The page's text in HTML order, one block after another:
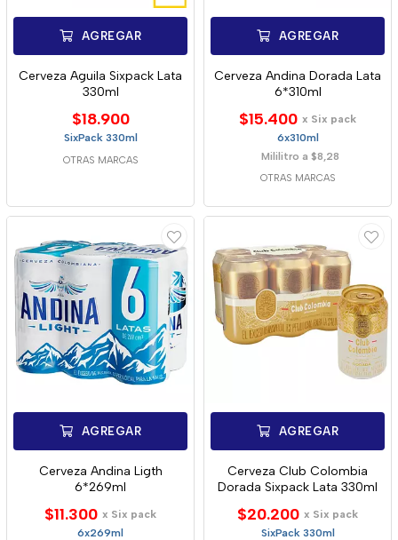
AGREGAR
Cerveza Aguila Sixpack Lata
330ml
$18.900
SixPack 330ml
OTRAS MARCAS
AGREGAR
Cerveza Andina Dorada Lata
6*310ml
$15.400 x Six pack
6x310ml
Mililitro a $8,28
OTRAS MARCAS
AGREGAR
Cerveza Andina Ligth
6*269ml
$11.300 x Six pack
6x269ml
AGREGAR
Cerveza Club Colombia
Dorada Sixpack Lata 330ml
$20.200 x Six pack
SixPack 330ml